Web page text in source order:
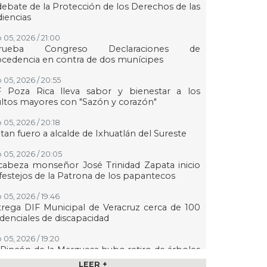
de la Protección de los Derechos de las
05, 2026 / 21:00
Congreso Declaraciones de
en contra de dos munícipes
05, 2026 / 20:55
Poza Rica lleva sabor y bienestar a los
mayores con "Sazón y corazón"
05, 2026 / 20:18
fuero a alcalde de Ixhuatlán del Sureste
05, 2026 / 20:05
monseñor José Trinidad Zapata inicio
de la Patrona de los papantecos
05, 2026 / 19:46
DIF Municipal de Veracruz cerca de 100
de discapacidad
05, 2026 / 19:20
de la Marquesa hubo retiro de árboles
representar riesgos; no es tala ilegal
LEER +